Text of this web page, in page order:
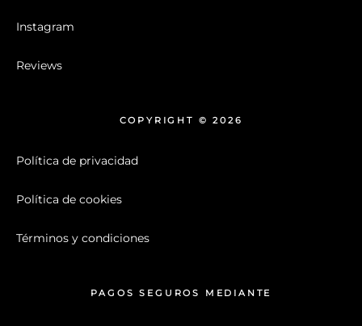
Instagram
Reviews
COPYRIGHT © 2026
Política de privacidad
Política de cookies
Términos y condiciones
PAGOS SEGUROS MEDIANTE